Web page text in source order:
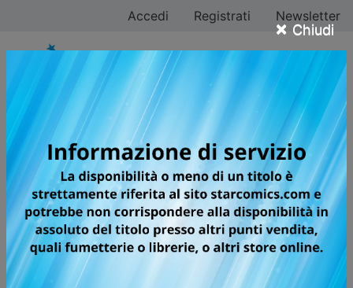
× Chiudi
Accedi Registrati Newsletter
Tutti i fumetti per la
testata DRAGON